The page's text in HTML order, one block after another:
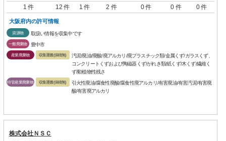
1 件
12 件 1 件 2 件 0 件 0 件 0 件
大阪府内の許可情報
資源物 取扱い情報を収集中です
一般廃棄物 豊中市
産業廃棄物 収集運搬(保積無)
汚泥/廃油/廃酸/廃アルカリ/廃プラスチック類/金属くず/ガラスくず、
コンクリートくずおよび陶磁器くず/がれき類/紙くず/木くず/繊維く
ず/動植物性残さ
特管産業廃棄物 収集運搬(保積無)
引火性廃油/腐食性廃酸/腐食性廃アルカリ/有害廃油/有害汚泥/有害廃
酸/有害廃アルカリ
株式会社ＮＳＣ